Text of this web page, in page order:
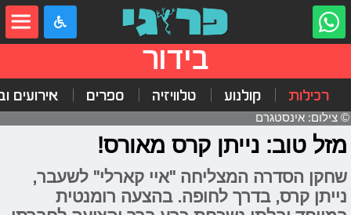
בידור
רכילות קולנוע טלוויזיה ספרים אירועים
© צילום: אינסטגרם
מזל טוב: נייתן קרס מאורס!
שחקן הסדרה המצליחה "איי קארלי" לשעבר,
נייתן קרס, בדרך לחופה. בהצעה רומנטית